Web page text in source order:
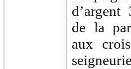
de la
aux